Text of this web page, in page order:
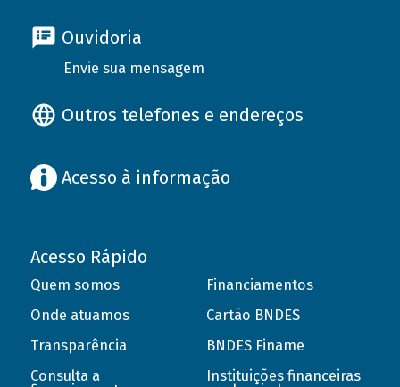
Ouvidoria
Envie sua mensagem
Outros telefones e endereços
Acesso à informação
Acesso Rápido
Quem somos
Onde atuamos
Transparência
Consulta a
Financiamentos
Cartão BNDES
BNDES Finame
Instituições financeiras